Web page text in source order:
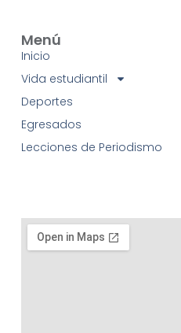
Menú
Inicio
Vida estudiantil
Deportes
Egresados
Lecciones de Periodismo